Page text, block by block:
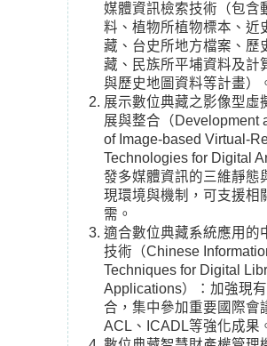
媒體資訊檢索技術（包含
料、植物所植物標本、近
藏、台史所地方檔案、歷
藏、民族所平埔資料及計
與歷史地圖資料等計畫）
展示數位典藏之影像型虛
展與整合（Development
of Image-based Virtual-
Technologies for Digital
發多媒體資訊的三維靜態
現環境與機制，可支援相
需。
適合數位典藏系統應用的
技術（Chinese
Techniques for Digital
Applications）：加強現
合，集中參加重要國際會
ACL、ICADL等強化成果